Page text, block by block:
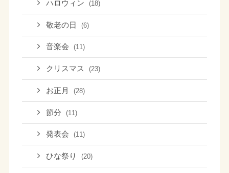
ハロウィン (18)
敬老の日 (6)
音楽会 (11)
クリスマス (23)
お正月 (28)
節分 (11)
発表会 (11)
ひな祭り (20)